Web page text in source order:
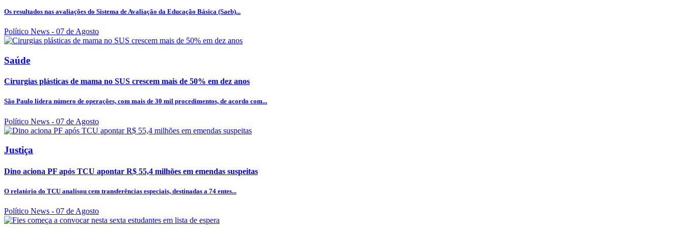
Os resultados nas avaliações do Sistema de Avaliação da Educação Básica (Saeb)...
Político News - 07 de Agosto
Saúde
Cirurgias plásticas de mama no SUS crescem mais de 50% em dez anos
São Paulo lidera número de operações, com mais de 30 mil procedimentos, de acordo com...
Político News - 07 de Agosto
Justiça
Dino aciona PF após TCU apontar R$ 55,4 milhões em emendas suspeitas
O relatório do TCU analisou cem transferências especiais, destinadas a 74 entes...
Político News - 07 de Agosto